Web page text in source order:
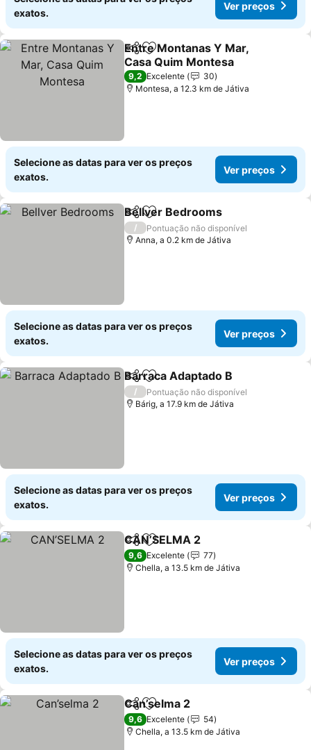
exatos.
Ver preços
PartilharAdicionar aos favoritos
Entre Montanas Y Mar,
Casa Quim Montesa
9,2 Excelente
30
Montesa, a 12.3 km de Játiva
Selecione as datas para ver os preços
exatos.
Ver preços
PartilharAdicionar aos favoritos
Bellver Bedrooms
/
Pontuação não disponível
Anna, a 0.2 km de Játiva
Selecione as datas para ver os preços
exatos.
Ver preços
PartilharAdicionar aos favoritos
Barraca Adaptado B
/
Pontuação não disponível
Bárig, a 17.9 km de Játiva
Selecione as datas para ver os preços
exatos.
Ver preços
PartilharAdicionar aos favoritos
CAN’SELMA 2
9,6 Excelente
77
Chella, a 13.5 km de Játiva
Selecione as datas para ver os preços
exatos.
Ver preços
PartilharAdicionar aos favoritos
Can’selma 2
9,6 Excelente
54
Chella, a 13.5 km de Játiva